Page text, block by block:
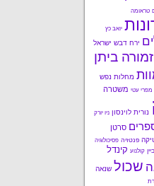
טראומה
יואב כץ
ירח דבש ישראל
ביתן
מחלות נפש
מפרי עטי משטרה
נורית לוינסון ניו יורק
סרטן
פנטזיה פסיכולוגיה
קולנוע קינדל
שכול שנאה